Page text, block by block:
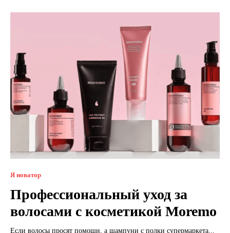
Я новатор
Профессиональный уход за
волосами с косметикой Moremo
Если волосы просят помощи, а шампуни с полки супермаркета...